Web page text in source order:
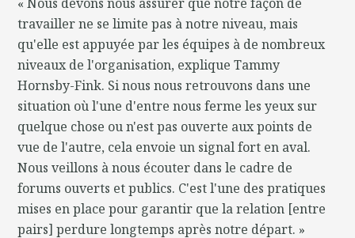
travailler ne se limite pas à notre niveau, mais
qu'elle est appuyée par les équipes à de nombreux
niveaux de l'organisation, explique Tammy
Hornsby-Fink. Si nous nous retrouvons dans une
situation où l'une d'entre nous ferme les yeux sur
quelque chose ou n'est pas ouverte aux points de
vue de l'autre, cela envoie un signal fort en aval.
Nous veillons à nous écouter dans le cadre de
forums ouverts et publics. C'est l'une des pratiques
mises en place pour garantir que la relation [entre
pairs] perdure longtemps après notre départ. »